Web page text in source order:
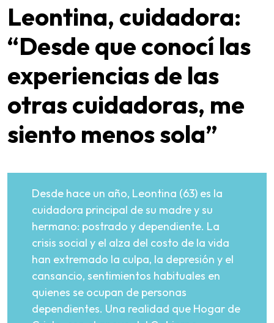
Leontina, cuidadora:
“Desde que conocí las
experiencias de las
otras cuidadoras, me
siento menos sola”
Desde hace un año, Leontina (63) es la
cuidadora principal de su madre y su
hermano: postrado y dependiente. La
crisis social y el alza del costo de la vida
han extremado la culpa, la depresión y el
cansancio, sentimientos habituales en
quienes se ocupan de personas
dependientes. Una realidad que Hogar de